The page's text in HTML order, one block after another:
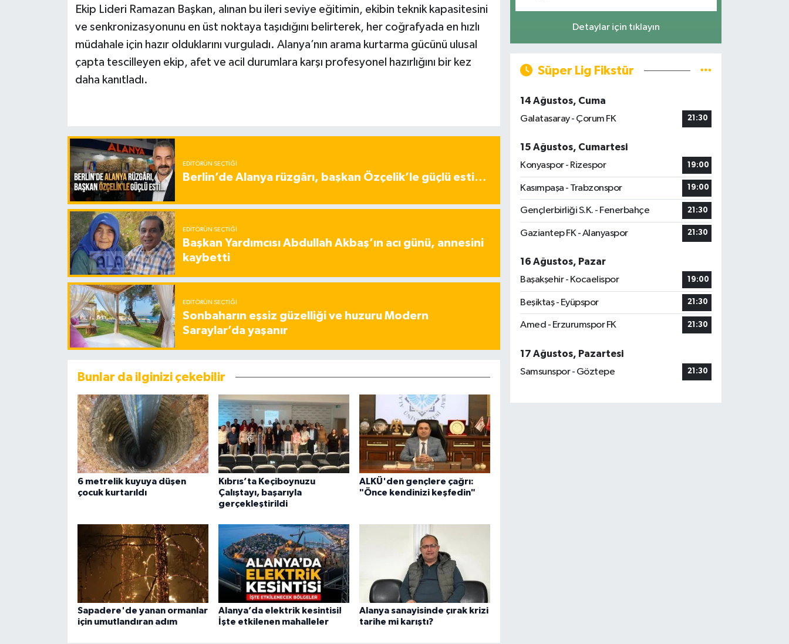
Ekip Lideri Ramazan Başkan, alınan bu ileri seviye eğitimin, ekibin teknik kapasitesini
ve senkronizasyonunu en üst noktaya taşıdığını belirterek, her coğrafyada en hızlı
müdahale için hazır olduklarını vurguladı. Alanya’nın arama kurtarma gücünü ulusal
çapta tescilleyen ekip, afet ve acil durumlara karşı profesyonel hazırlığını bir kez
daha kanıtladı.
EDITÖRÜN SEÇTIĞI
Berlin’de Alanya rüzgârı, başkan Özçelik’le güçlü esti…
EDITÖRÜN SEÇTIĞI
Başkan Yardımcısı Abdullah Akbaş’ın acı günü, annesini
kaybetti
EDITÖRÜN SEÇTIĞI
Sonbaharın eşsiz güzelliği ve huzuru Modern
Saraylar’da yaşanır
Bunlar da ilginizi çekebilir
6 metrelik kuyuya düşen
çocuk kurtarıldı
Kıbrıs’ta Keçiboynuzu
Çalıştayı, başarıyla
gerçekleştirildi
ALKÜ'den gençlere çağrı:
"Önce kendinizi keşfedin"
Sapadere'de yanan ormanlar
için umutlandıran adım
Alanya’da elektrik kesintisi!
İşte etkilenen mahalleler
Alanya sanayisinde çırak krizi
tarihe mi karıştı?
Detaylar için tıklayın
Süper Lig Fikstür
14 Ağustos, Cuma
Galatasaray - Çorum FK
21:30
15 Ağustos, Cumartesi
Konyaspor - Rizespor
19:00
Kasımpaşa - Trabzonspor 19:00
Gençlerbirliği S.K. - Fenerbahçe 21:30
Gaziantep FK - Alanyaspor 21:30
16 Ağustos, Pazar
Başakşehir - Kocaelispor
19:00
Beşiktaş - Eyüpspor 21:30
Amed - Erzurumspor FK 21:30
17 Ağustos, Pazartesi
Samsunspor - Göztepe
21:30